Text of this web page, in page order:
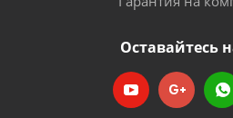
Оставайтесь